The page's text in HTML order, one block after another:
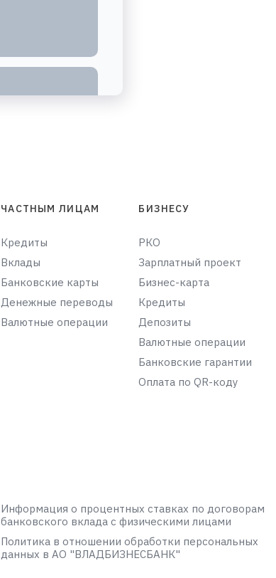
ЧАСТНЫМ ЛИЦАМ
Кредиты
Вклады
Банковские карты
Денежные переводы
Валютные операции
БИЗНЕСУ
РКО
Зарплатный проект
Бизнес-карта
Кредиты
Депозиты
Валютные операции
Банковские гарантии
Оплата по QR-коду
Информация о процентных ставках по договорам
банковского вклада с физическими лицами
Политика в отношении обработки персональных
данных в АО "ВЛАДБИЗНЕСБАНК"